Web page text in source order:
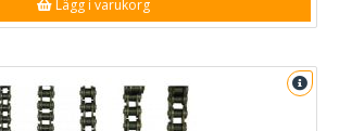
Lägg i varukorg